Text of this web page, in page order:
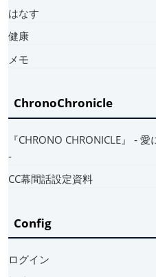
はなす
健康
メモ
ChronoChronicle
『CHRONO CHRONICLE』 ‐
‐
CC幕間話設定資料
Config
ログイン